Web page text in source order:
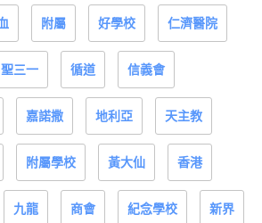
附屬 好學校 仁濟醫院
聖三一 循道 信義會
嘉諾撒 地利亞 天主教
附屬學校 黃大仙 香港
九龍 商會 紀念學校 新界